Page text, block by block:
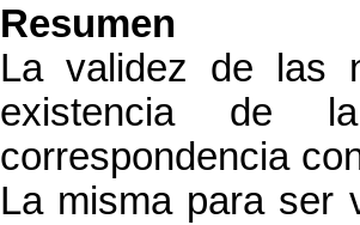
Resumen
La validez de las
existencia de
correspondencia
La misma para ser